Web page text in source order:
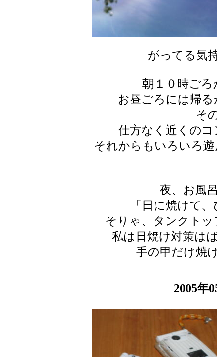
がってる気
朝１０時ご
お昼ごろには帰
そ
仕方なく近くの
それからもいろいろ
夜、お風
「日に焼けて
そりゃ、タンクト
私は日焼け対策は
手の甲だけ焼
2005年